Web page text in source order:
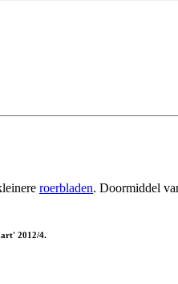
roerbladen. Doormiddel
2012/4.